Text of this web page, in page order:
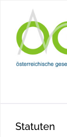
Statuten